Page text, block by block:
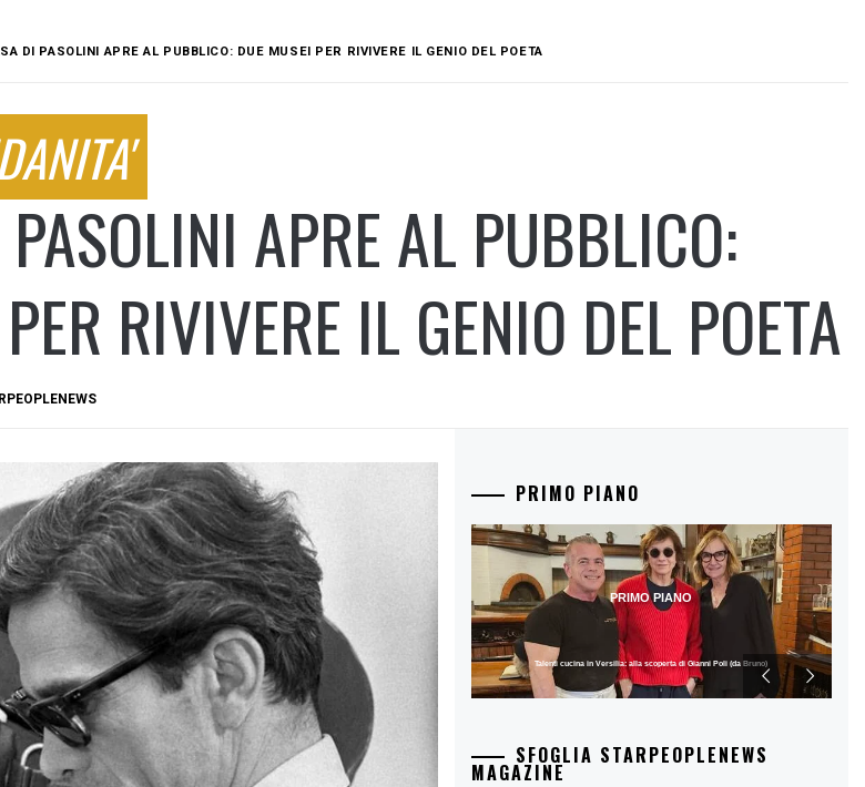
DI PASOLINI APRE AL PUBBLICO: DUE MUSEI PER RIVIVERE IL GENIO DEL POETA
APRE AL PUBBLICO:
RIVIVERE IL GENIO DEL POETA
PRIMO PIANO
Talenti cucina in Versilia: alla scoperta di Gianni Poli (da Bruno)
PRIMO PIANO
SFOGLIA STARPEOPLENEWS
MAGAZINE